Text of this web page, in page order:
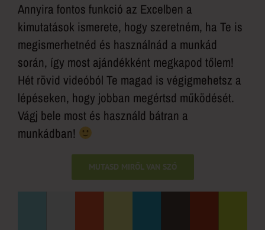
Annyira fontos funkció az Excelben a
kimutatások ismerete, hogy szeretném, ha Te is
megismerhetnéd és használnád a munkád
során, így most ajándékként megkapod tőlem!
Hét rövid videóból Te magad is végigmehetsz a
lépéseken, hogy jobban megértsd működését.
Vágj bele most és használd bátran a
munkádban!
MUTASD MIRŐL VAN SZÓ